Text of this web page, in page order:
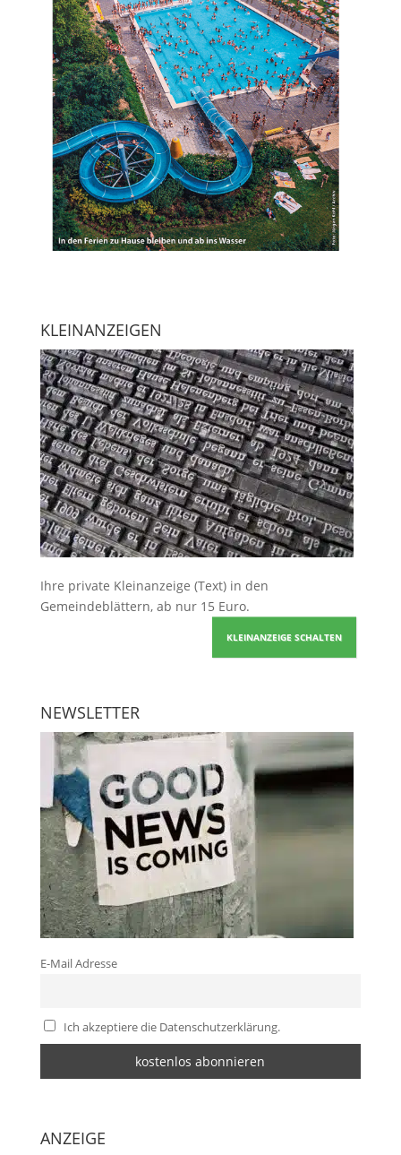
KLEINANZEIGEN
Ihre private Kleinanzeige (Text) in den
Gemeindeblättern, ab nur 15 Euro.
KLEINANZEIGE SCHALTEN
NEWSLETTER
E-Mail Adresse
Ich akzeptiere die Datenschutzerklärung.
ANZEIGE